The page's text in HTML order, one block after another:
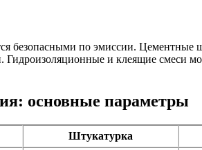
безопасными по эмиссии. Цементные
и клеящие смеси
основные параметры
Штукатурка